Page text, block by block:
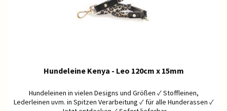
Hundeleine Kenya - Leo 120cm x 15mm
Hundeleinen in vielen Designs und Größen ✓ Stoffleinen,
Lederleinen uvm. in Spitzen Verarbeitung ✓ für alle Hunderassen ✓